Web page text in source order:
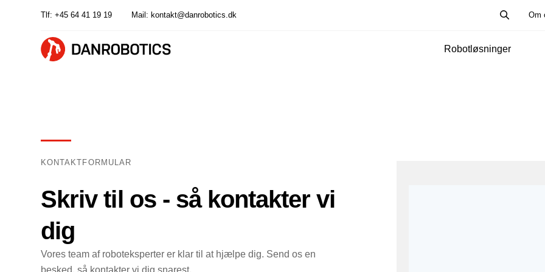
Tlf:+45 64 41 19 19 Mail: kontakt@danrobotics.dk Om
Robotløsninger
KONTAKTFORMULAR
Skriv til os - så kontakter vi
dig
Vores team af roboteksperter er klar til at hjælpe dig. Send os en
besked, så kontakter vi dig snarest.